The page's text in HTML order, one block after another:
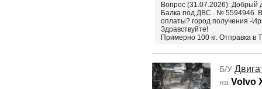
Вопрос (31.07.2026): Добрый
Балка под ДВС . № 5594946. В
оплаты? город получения -
Здравствуйте!
Примерно 100 кг. Отправка в
Б/У
на Volvo